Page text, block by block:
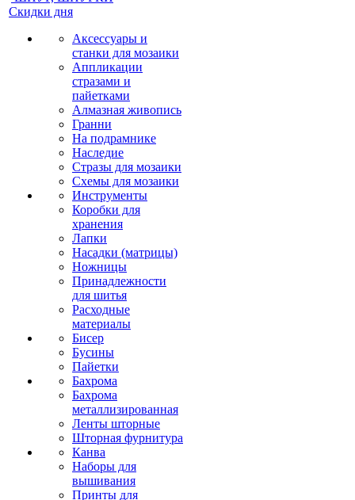
Скидки дня
Аксессуары и
станки для мозаики
Аппликации
стразами и
пайетками
Алмазная живопись
Гранни
На подрамнике
Наследие
Стразы для мозаики
Схемы для мозаики
Инструменты
Коробки для
хранения
Лапки
Насадки (матрицы)
Ножницы
Принадлежности
для шитья
Расходные
материалы
Бисер
Бусины
Пайетки
Бахрома
Бахрома
металлизированная
Ленты шторные
Шторная фурнитура
Канва
Наборы для
вышивания
Принты для